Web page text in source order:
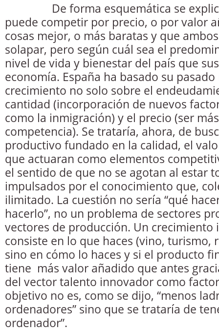
De forma esquemática se explica
puede competir por precio, o por valor
cosas mejor, o más baratas y que
solapar, pero según cuál sea el
nivel de vida y bienestar del país que
economía. España ha basado su
crecimiento no solo sobre el
cantidad (incorporación de nuevos
como la inmigración) y el precio (ser
competencia). Se trataría, ahora, de
productivo fundado en la calidad, el
que actuaran como elementos
el sentido de que no se agotan al estar
impulsados por el conocimiento que,
ilimitado. La cuestión no sería “qué
hacerlo”, no un problema de sectores
vectores de producción. Un crecimiento
consiste en lo que haces (vino,
sino en cómo lo haces y si el producto
tiene más valor añadido que antes
del vector talento innovador como
objetivo no es, como se dijo, “menos
ordenadores” sino que se trataría de
ordenador”.